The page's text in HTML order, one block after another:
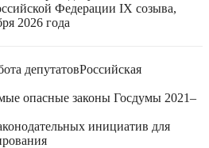
Федерации IX созыва,
2026 года
депутатовРоссийская
опасные законы Госдумы 2021–
инициатив для